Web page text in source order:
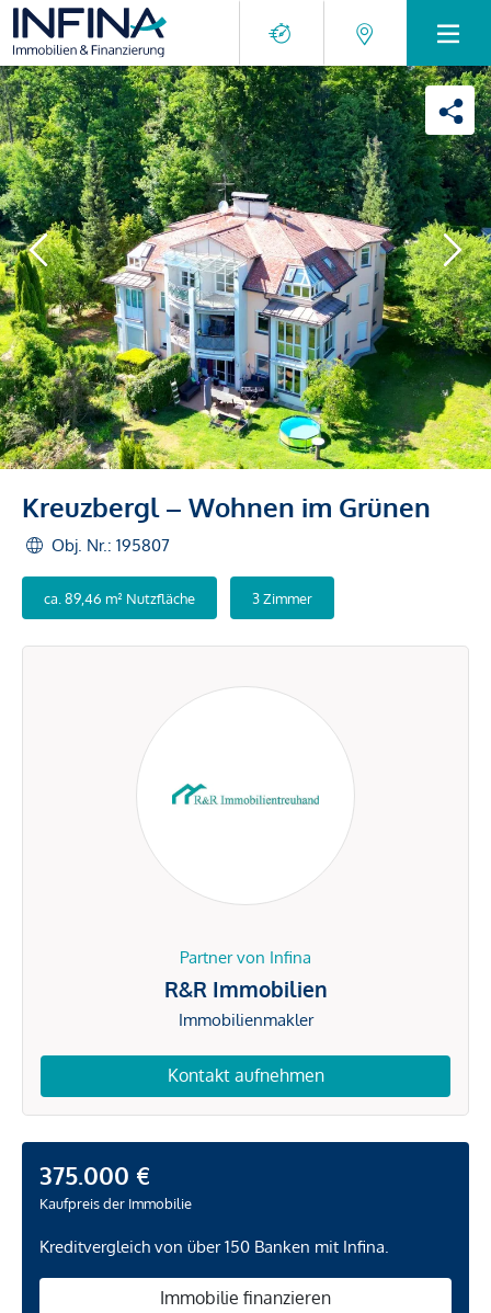
Kreuzbergl – Wohnen im Grünen
Obj. Nr.: 195807
ca. 89,46 m² Nutzfläche 3 Zimmer
Partner von Infina
R&R Immobilien
Immobilienmakler
Kontakt aufnehmen
375.000 €
Kaufpreis der Immobilie
Kreditvergleich von über 150 Banken mit Infina.
Immobilie finanzieren